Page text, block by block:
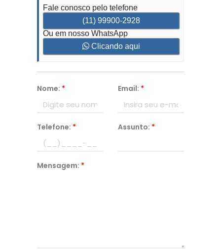
Fale conosco pelo telefone
(11) 99900-2928
Ou em nosso WhatsApp
Clicando aqui
Nome: * Email: *
Telefone: * Assunto: *
Mensagem: *